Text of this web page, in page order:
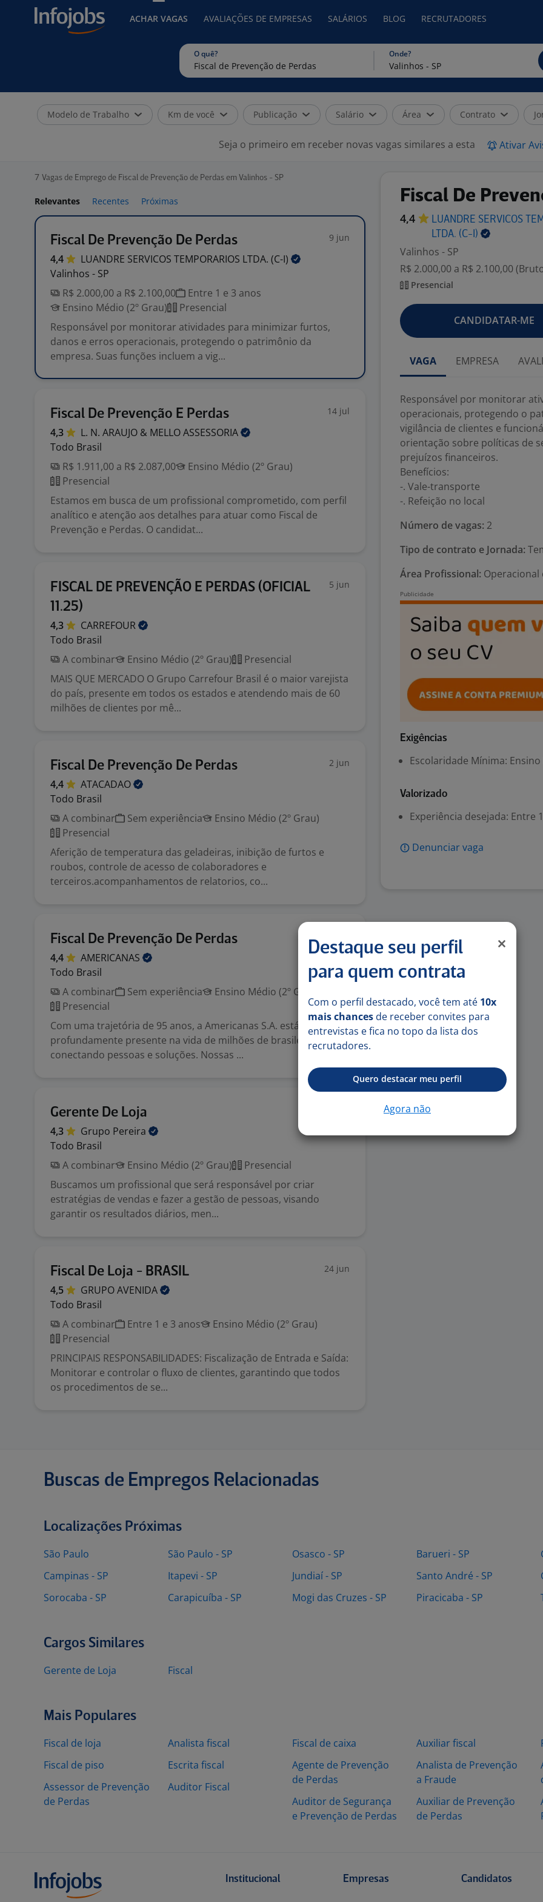
ACHAR VAGAS AVALIAÇÕES DE EMPRESAS SALÁRIOS BLOG RECRUTADORES
O quê? Onde?
Modelo de Trabalho Km de você Publicação Salário Área Contrato
Seja o primeiro em receber novas vagas similares a esta Ativar
7 Vagas de Emprego de Fiscal de Prevenção de Perdas em Valinhos - SP
Relevantes Recentes Próximas
Fiscal De Prevenção De Perdas 9 jun
4,4 LUANDRE SERVICOS TEMPORARIOS LTDA. (C-I)
Valinhos - SP
R$ 2.000,00 a R$ 2.100,00
Entre 1 e 3 anos
Ensino Médio (2º Grau)
Presencial
Responsável por monitorar atividades para minimizar furtos,
danos e erros operacionais, protegendo o patrimônio da
empresa. Suas funções incluem a vig...
Fiscal De Prevenção E Perdas 14 jul
4,3 L. N. ARAUJO & MELLOASSESSORIA
Todo Brasil
R$ 1.911,00 a R$ 2.087,00
Ensino Médio (2º Grau)
Presencial
Estamos em busca de um profissional comprometido, com perfil
analítico e atenção aos detalhes para atuar como Fiscal de
Prevenção e Perdas. O candidat...
FISCAL DE PREVENÇÃO E PERDAS (OFICIAL
11.25)
5 jun
4,3
CARREFOUR
Todo Brasil
A combinar
Ensino Médio (2º Grau)
Presencial
MAIS QUE MERCADO O Grupo Carrefour Brasil é o maior varejista
do país, presente em todos os estados e atendendo mais de 60
milhões de clientes por mê...
Fiscal De Prevenção De Perdas 2 jun
4,4
ATACADAO
Todo Brasil
A combinar
Sem experiência
Ensino Médio (2º Grau)
Presencial
Aferição de temperatura das geladeiras, inibição de furtos e
roubos, controle de acesso de colaboradores e
terceiros.acompanhamentos de relatorios, co...
Fiscal De Prevenção De Perdas
4,4
AMERICANAS
Todo Brasil
A combinar
Sem experiência
Ensino Médio (2º Grau)
Presencial
Com uma trajetória de 95 anos, a Americanas S.A. está
profundamente presente na vida de milhões de brasileiros,
conectando pessoas e soluções. Nossas ...
Gerente De Loja
4,3 Grupo Pereira
Todo Brasil
A combinar
Ensino Médio (2º Grau)
Presencial
Buscamos um profissional que será responsável por criar
estratégias de vendas e fazer a gestão de pessoas, visando
garantir os resultados diários, men...
Fiscal De Loja - BRASIL 24 jun
4,5 GRUPOAVENIDA
Todo Brasil
A combinar
Entre 1 e 3 anos
Ensino Médio (2º Grau)
Presencial
PRINCIPAIS RESPONSABILIDADES: Fiscalização de Entrada e Saída:
Monitorar e controlar o fluxo de clientes, garantindo que todos
os procedimentos de se...
Fiscal De
4,4
LUANDRE SERVICOS
LTDA. (C-I)
Valinhos - SP
R$ 2.000,00 a R$ 2.100,00
Presencial
CANDIDATAR-ME
VAGA EMPRESA
Responsável por monitorar
operacionais, protegendo o
vigilância de clientes e
orientação sobre políticas de
prejuízos financeiros.
Benefícios:
-. Vale-transporte
-. Refeição no local
Número de vagas: 2
Tipo de contrato e Jornada:
Área Profissional:
Exigências
Escolaridade Mínima: Ensino
Valorizado
Experiência desejada: Entre
Denunciar vaga
Buscas de Empregos Relacionadas
Localizações Próximas
São Paulo
Campinas - SP
Sorocaba - SP
São Paulo - SP
Itapevi - SP
Carapicuíba - SP
Osasco - SP
Jundiaí - SP
Mogi das Cruzes - SP
Barueri - SP
Santo André - SP
Piracicaba - SP
Cargos Similares
Gerente de Loja Fiscal
Mais Populares
Fiscal de loja
Fiscal de piso
Assessor de Prevenção
de Perdas
Analista fiscal
Escrita fiscal
Auditor Fiscal
Fiscal de caixa
Agente de Prevenção
de Perdas
Auditor de Segurança
e Prevenção de Perdas
Auxiliar fiscal
Analista de Prevenção
a Fraude
Auxiliar de Prevenção
de Perdas
Destaque seu perfil
para quem contrata
Com o perfil destacado, você tem até 10x
mais chances de receber convites para
entrevistas e fica no topo da lista dos
recrutadores.
Quero destacar meu perfil
Agora não
Institucional Empresas Candidatos